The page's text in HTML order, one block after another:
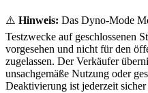
⚠️ Hinweis: Das Dyno-Mode
Testzwecke auf geschlossenen
vorgesehen und nicht für den
zugelassen. Der Verkäufer
unsachgemäße Nutzung oder
Deaktivierung ist jederzeit